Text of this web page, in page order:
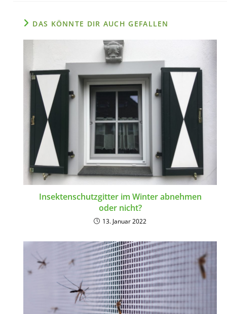
DAS KÖNNTE DIR AUCH GEFALLEN
Insektenschutzgitter im Winter abnehmen
oder nicht?
13. Januar 2022